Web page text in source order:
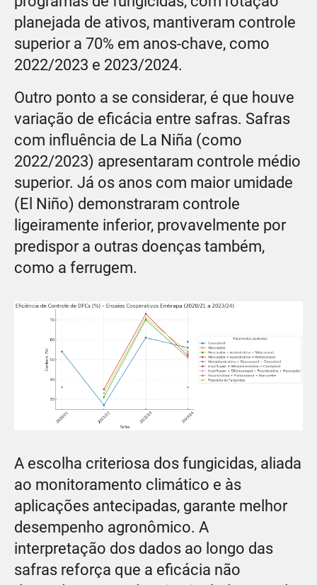
planejada de ativos, mantiveram controle
superior a 70% em anos-chave, como
2022/2023 e 2023/2024.
Outro ponto a se considerar, é que houve
variação de eficácia entre safras. Safras
com influência de La Niña (como
2022/2023) apresentaram controle médio
superior. Já os anos com maior umidade
(El Niño) demonstraram controle
ligeiramente inferior, provavelmente por
predispor a outras doenças também,
como a ferrugem.
A escolha criteriosa dos fungicidas, aliada
ao monitoramento climático e às
aplicações antecipadas, garante melhor
desempenho agronômico. A
interpretação dos dados ao longo das
safras reforça que a eficácia não